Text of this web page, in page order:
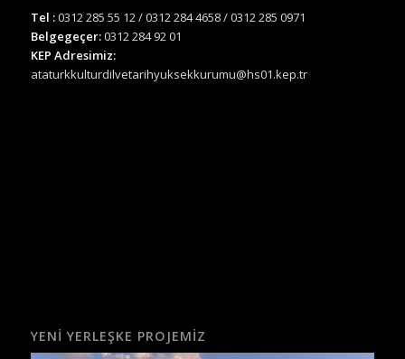
Tel :0312 285 55 12 / 0312 284 4658 / 0312 285 0971
Belgegeçer:0312 284 92 01
KEP Adresimiz:
ataturkkulturdilvetarihyuksekkurumu@hs01.kep.tr
YENI YERLEŞKE PROJEMIZ